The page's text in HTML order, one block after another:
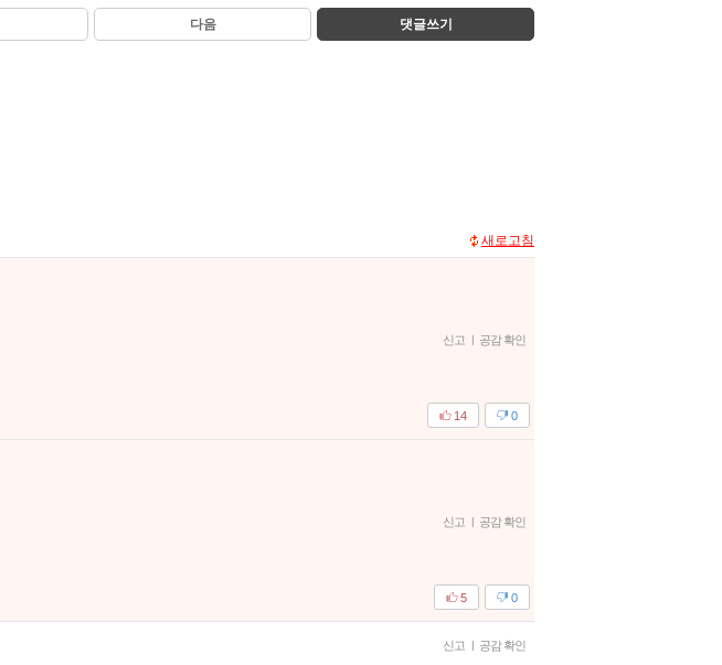
다음 댓글쓰기
새로고침
신고 | 공감 확인
0
14
신고 | 공감 확인
0
5
신고 | 공감 확인